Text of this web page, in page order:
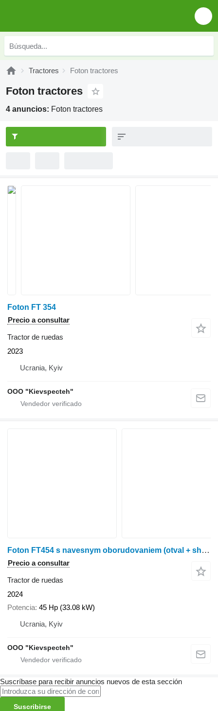
Tractores Foton tractores
Foton tractores
4 anuncios: Foton tractores
Foton FT 354
Precio a consultar
Tractor de ruedas
2023
Ucrania, Kyiv
OOO "Kievspecteh"
Foton FT454 s navesnym oborudovaniem (otval + shchetka)
Precio a consultar
Tractor de ruedas
2024
Potencia 45 Hp (33.08 kW)
Ucrania, Kyiv
OOO "Kievspecteh"
Suscríbase para recibir anuncios nuevos de esta sección
Suscribirse